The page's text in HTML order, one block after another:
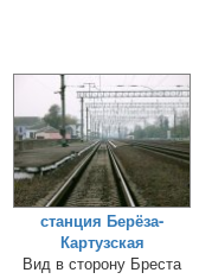
станция Берёза-
Картузская
Вид в сторону Бреста